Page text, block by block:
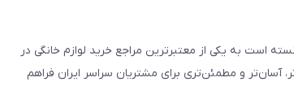
خانگی امید جنوب با تکیه بر سال‌ها تجربه و آغاز فعالیت رسمی از سال ۱۳۹۸، توانسته است به یکی از معتبرترین مراجع خرید لوازم خانگی در
تا دسترسی سریع‌تر، آسان‌تر و مطمئن‌تری برای مشتریان سراسر ایران فراهم